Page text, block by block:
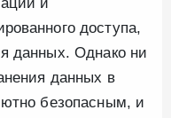
доступа,
данных. Однако ни
данных в
безопасным, и